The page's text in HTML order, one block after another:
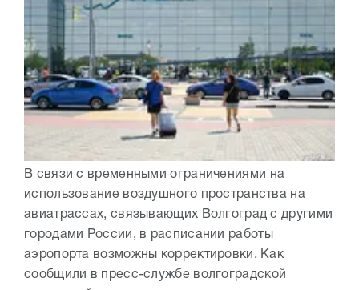
В связи с временными ограничениями на
использование воздушного пространства на
авиатрассах, связывающих Волгоград с другими
городами России, в расписании работы
аэропорта возможны корректировки. Как
сообщили в пресс-службе волгоградской